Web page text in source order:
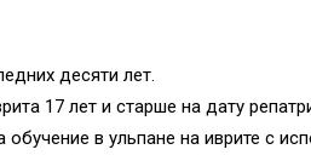
десяти лет.
17 лет и старше на дату
в ульпане на иврите с